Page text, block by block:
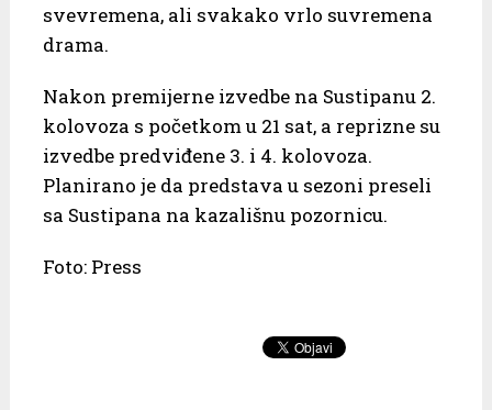
svevremena, ali svakako vrlo suvremena
drama.
Nakon premijerne izvedbe na Sustipanu 2.
kolovoza s početkom u 21 sat, a reprizne su
izvedbe predviđene 3. i 4. kolovoza.
Planirano je da predstava u sezoni preseli
sa Sustipana na kazališnu pozornicu.
Foto: Press